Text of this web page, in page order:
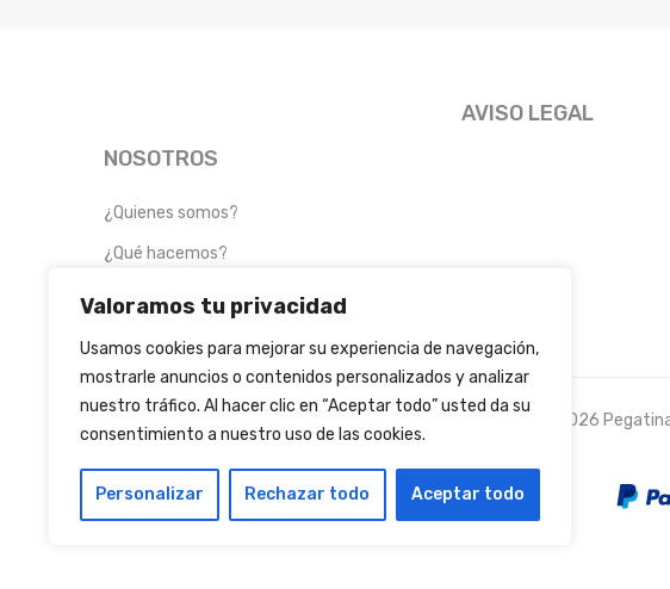
Valoramos tu privacidad
Usamos cookies para mejorar su experiencia de navegación,
mostrarle anuncios o contenidos personalizados y analizar
nuestro tráfico. Al hacer clic en “Aceptar todo” usted da su
consentimiento a nuestro uso de las cookies.
Personalizar Rechazar todo Aceptar todo
NOSOTROS
¿Quienes somos?
¿Qué hacemos?
AVISO LEGAL
© 2026